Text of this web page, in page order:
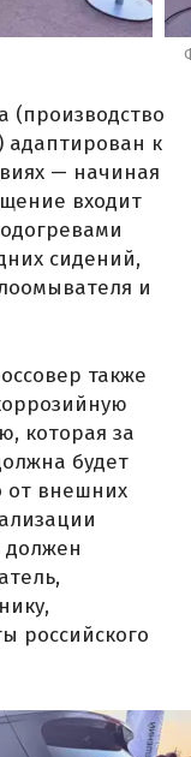
(производство
адаптирован к
— начиная
входит
сидений,
и
также
которая за
будет
от внешних
российского